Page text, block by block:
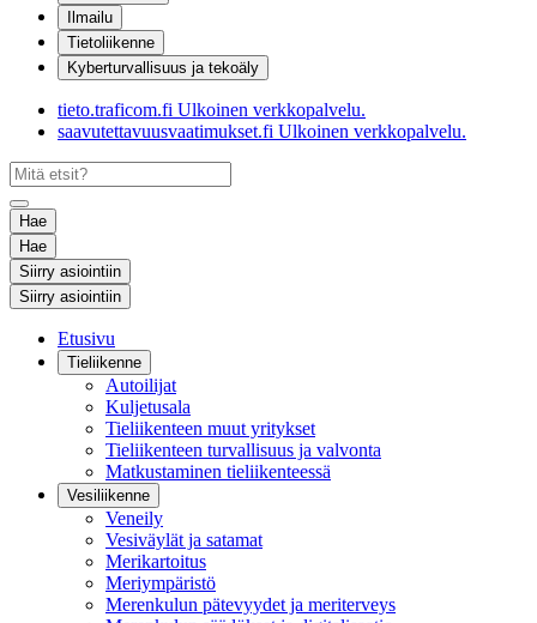
Ilmailu
Tietoliikenne
Kyberturvallisuus ja tekoäly
tieto.traficom.fi Ulkoinen verkkopalvelu.
saavutettavuusvaatimukset.fi Ulkoinen verkkopalvelu.
Hae
Hae
Siirry asiointiin
Siirry asiointiin
Etusivu
Tieliikenne
Autoilijat
Kuljetusala
Tieliikenteen muut yritykset
Tieliikenteen turvallisuus ja valvonta
Matkustaminen tieliikenteessä
Vesiliikenne
Veneily
Vesiväylät ja satamat
Merikartoitus
Meriympäristö
Merenkulun pätevyydet ja meriterveys